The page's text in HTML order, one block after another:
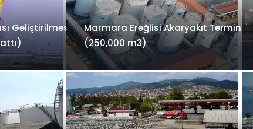
Geliştirilmesi – Marmara Ereğlisi Akaryakıt Terminali
(250,000 m3)